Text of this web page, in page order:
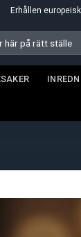
Erhållen